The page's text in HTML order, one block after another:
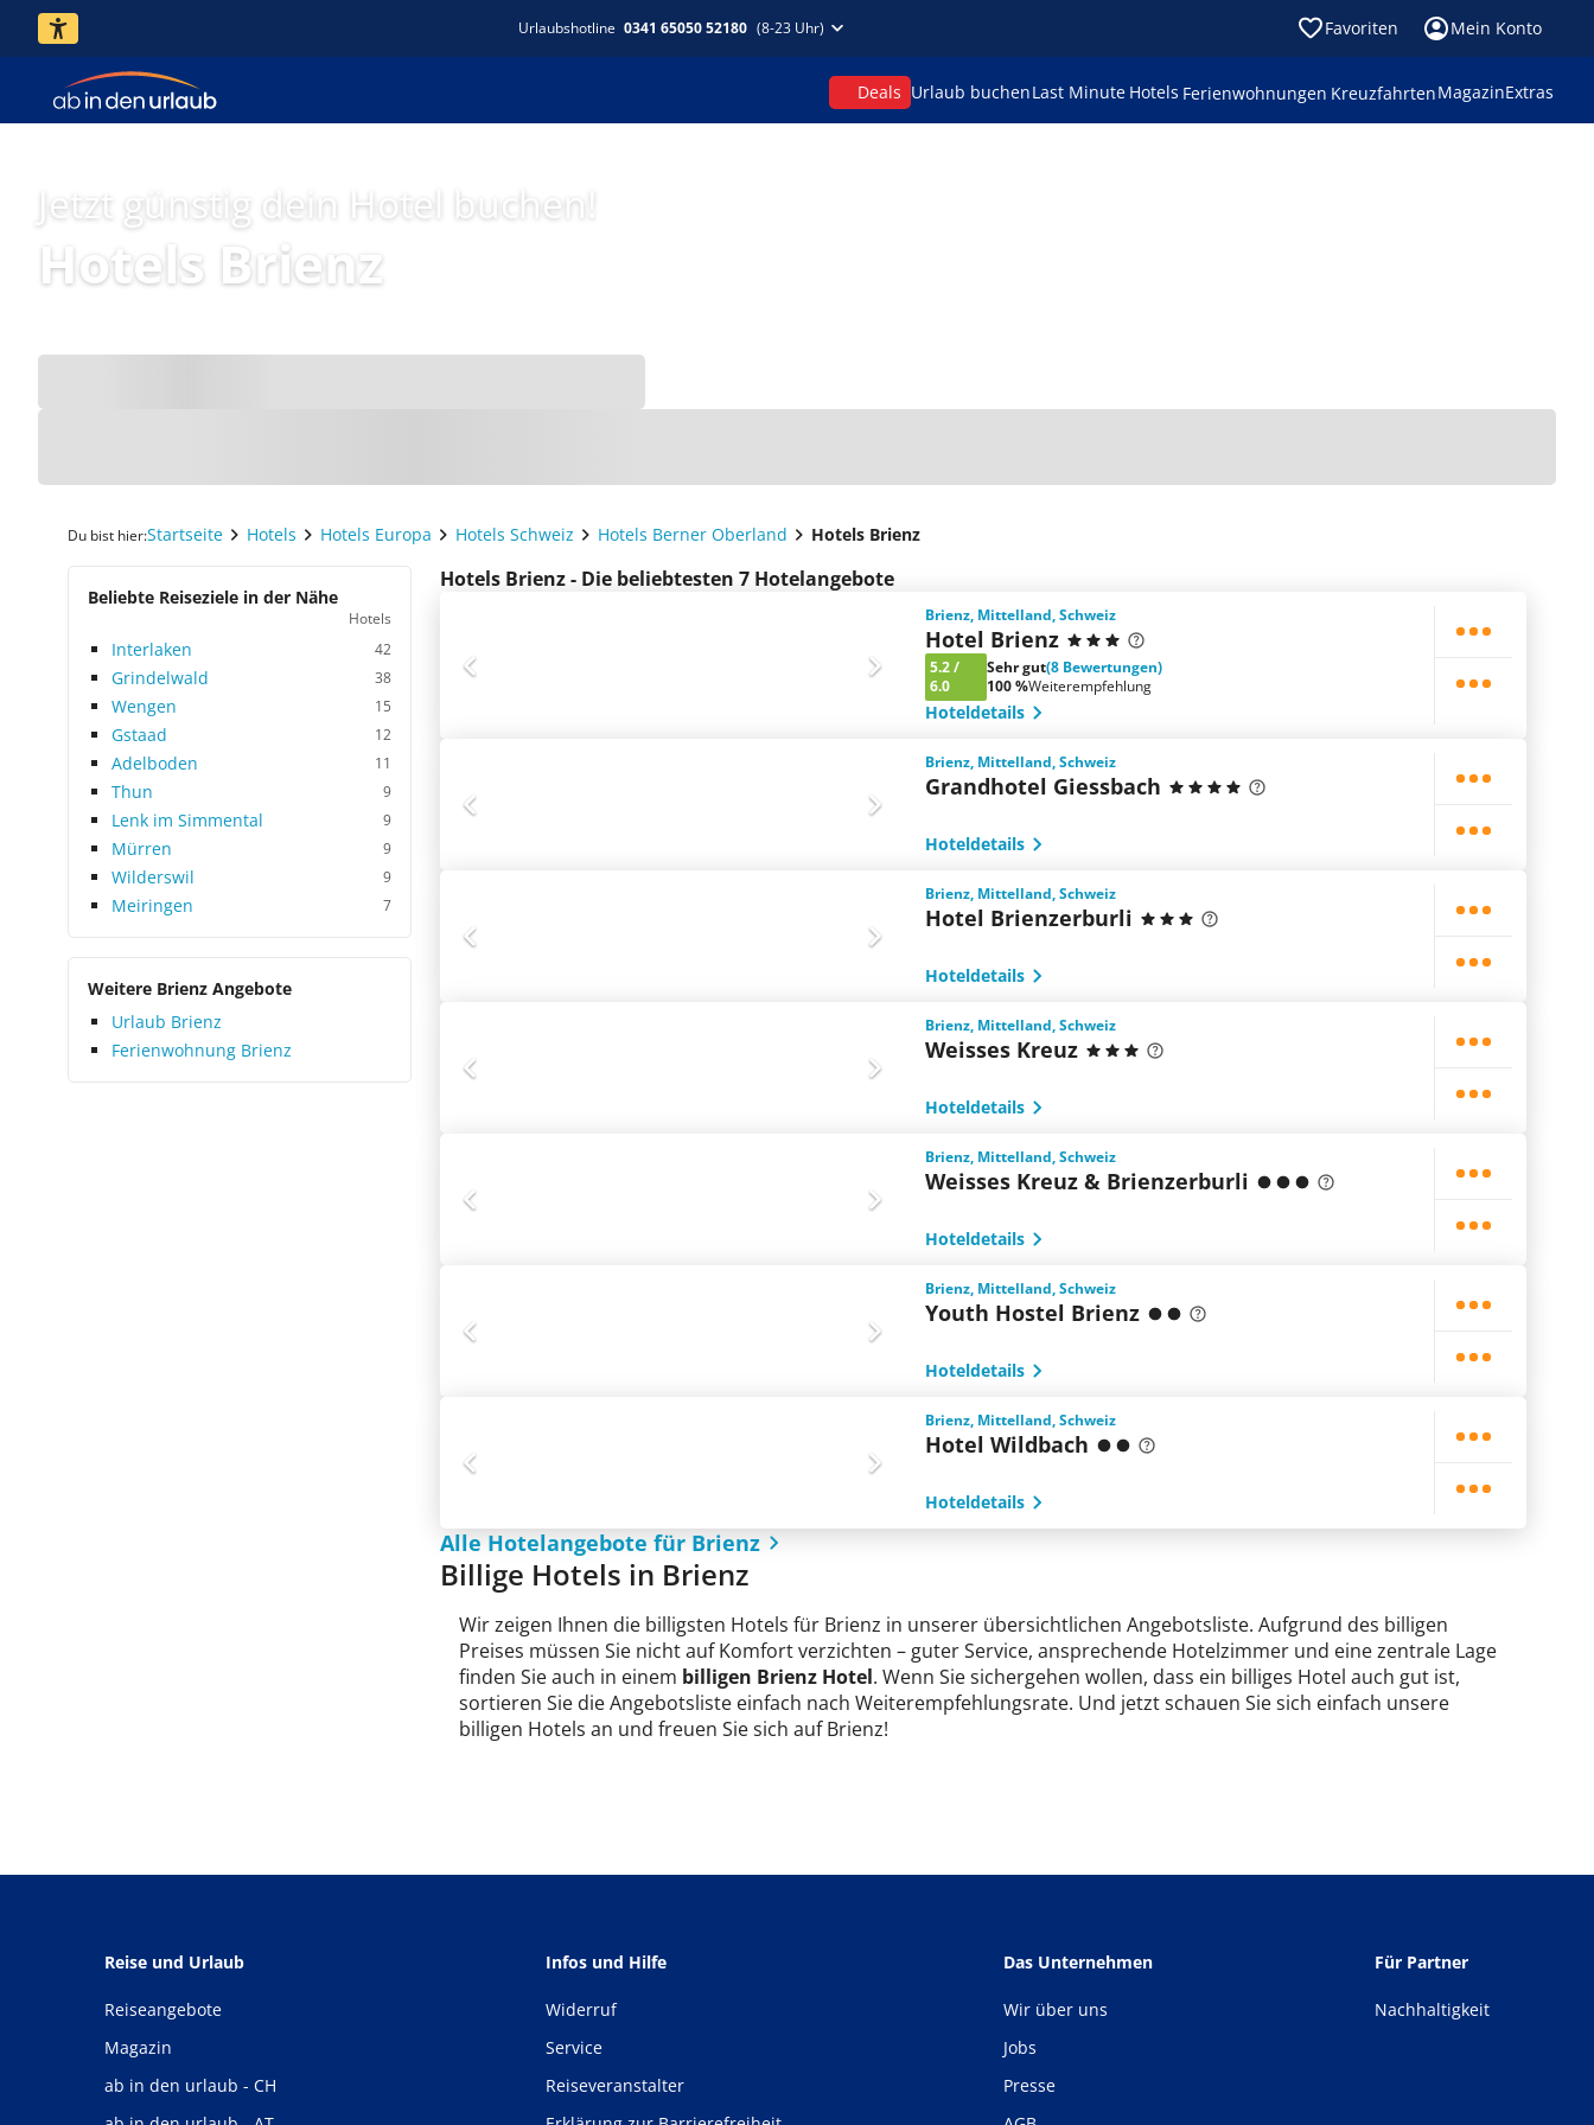
Urlaubshotline 0341 65050 52180 (8-23 Uhr) Favoriten Mein Konto
Deals Urlaub buchenLast Minute Hotels Ferienwohnungen KreuzfahrtenMagazinExtras
Jetzt günstig dein Hotel buchen!
Hotels Brienz
Du bist hier:Startseite Hotels Hotels Europa Hotels Schweiz Hotels Berner Oberland Hotels Brienz
Beliebte Reiseziele in der Nähe
Hotels
Interlaken 42
Grindelwald 38
Wengen 15
Gstaad 12
Adelboden 11
Thun 9
Lenk im Simmental 9
Mürren 9
Wilderswil 9
Meiringen 7
Weitere Brienz Angebote
Urlaub Brienz
Ferienwohnung Brienz
Hotels Brienz - Die beliebtesten 7 Hotelangebote
Brienz, Mittelland, Schweiz
Hotel Brienz
5.2/
6.0
Sehr gut(8 Bewertungen)
100 %Weiterempfehlung
Hoteldetails
Brienz, Mittelland, Schweiz
Grandhotel Giessbach
Hoteldetails
Brienz, Mittelland, Schweiz
Hotel Brienzerburli
Hoteldetails
Brienz, Mittelland, Schweiz
Weisses Kreuz
Hoteldetails
Brienz, Mittelland, Schweiz
Weisses Kreuz & Brienzerburli
Hoteldetails
Brienz, Mittelland, Schweiz
Youth Hostel Brienz
Hoteldetails
Brienz, Mittelland, Schweiz
Hotel Wildbach
Hoteldetails
Alle Hotelangebote für Brienz
Billige Hotels in Brienz
Wir zeigen Ihnen die billigsten Hotels für Brienz in unserer übersichtlichen Angebotsliste. Aufgrund des billigen
Preises müssen Sie nicht auf Komfort verzichten – guter Service, ansprechende Hotelzimmer und eine zentrale Lage
finden Sie auch in einem billigen Brienz Hotel. Wenn Sie sichergehen wollen, dass ein billiges Hotel auch gut ist,
sortieren Sie die Angebotsliste einfach nach Weiterempfehlungsrate. Und jetzt schauen Sie sich einfach unsere
billigen Hotels an und freuen Sie sich auf Brienz!
Reise und Urlaub
Reiseangebote
Magazin
ab in den urlaub - CH
Infos und Hilfe
Widerruf
Service
Reiseveranstalter
Das Unternehmen
Wir über uns
Jobs
Presse
Für Partner
Nachhaltigkeit